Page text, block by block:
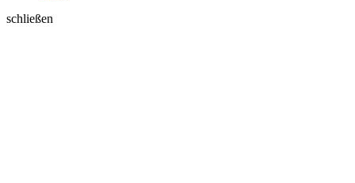
schließen